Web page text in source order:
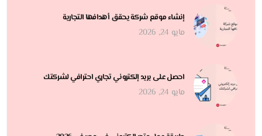
إنشاء موقع شركة يحقق أهدافها التجارية
مايو 24, 2026
احصل على بريد إلكتروني تجاري احترافي لشركتك
مايو 24, 2026